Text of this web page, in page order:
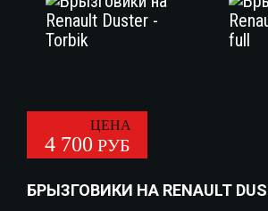
ЦЕНА
4 700 РУБ
БРЫЗГОВИКИ НА RENAULT